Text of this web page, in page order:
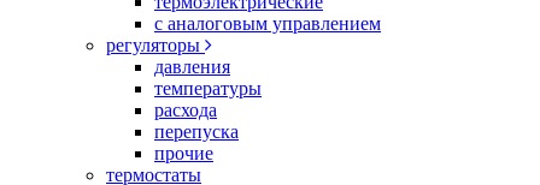
с аналоговым управлением
регуляторы
давления
температуры
расхода
перепуска
прочие
термостаты